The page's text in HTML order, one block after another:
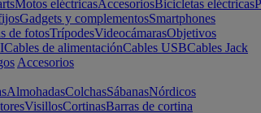
Motos eléctricasAccesoriosBicicletas eléctricas
Gadgets y complementosSmartphones
de fotosTrípodesVideocámarasObjetivos
Cables de alimentaciónCables USBCables Jack
Accesorios
AlmohadasColchasSábanasNórdicos
VisillosCortinasBarras de cortina